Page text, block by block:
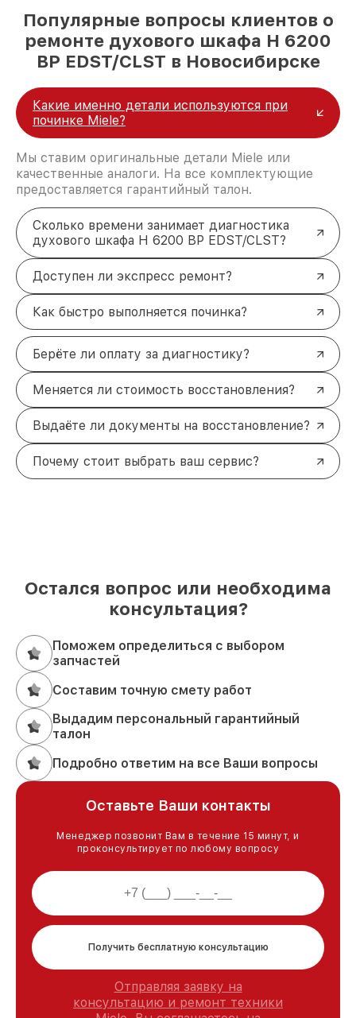
Популярные вопросы клиентов о
ремонте духового шкафа H 6200
BP EDST/CLST в Новосибирске
Какие именно детали используются при
починке Miele?
Мы ставим оригинальные детали Miele или
качественные аналоги. На все комплектующие
предоставляется гарантийный талон.
Сколько времени занимает диагностика
духового шкафа H 6200 BP EDST/CLST?
Доступен ли экспресс ремонт?
Как быстро выполняется починка?
Берёте ли оплату за диагностику?
Меняется ли стоимость восстановления?
Выдаёте ли документы на восстановление?
Почему стоит выбрать ваш сервис?
Остался вопрос или необходима
консультация?
Поможем определиться с выбором
запчастей
Составим точную смету работ
Выдадим персональный гарантийный
талон
Подробно ответим на все Ваши вопросы
Оставьте Ваши контакты
Менеджер позвонит Вам в течение 15 минут, и
проконсультирует по любому вопросу
Получить бесплатную консультацию
Отправляя заявку на
консультацию и ремонт техники